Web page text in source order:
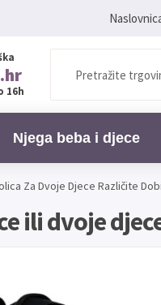
16h
Njega beba i djece
Za Dvoje Djece Različite Dobi
ili dvoje